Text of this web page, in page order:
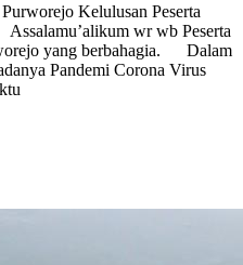
Kelulusan Peserta
wr wb Peserta
yang berbahagia. Dalam
Pandemi Corona Virus